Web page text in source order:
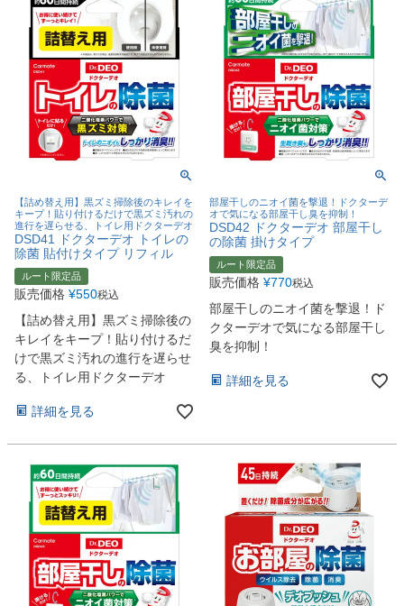
【詰め替え用】黒ズミ掃除後のキレイを
キープ！貼り付けるだけで黒ズミ汚れの
進行を遅らせる、トイレ用ドクターデオ
DSD41 ドクターデオ トイレの
除菌 貼付けタイプ リフィル
ルート限定品
販売価格 ¥550税込
【詰め替え用】黒ズミ掃除後の
キレイをキープ！貼り付けるだ
けで黒ズミ汚れの進行を遅らせ
る、トイレ用ドクターデオ
詳細を見る
部屋干しのニオイ菌を撃退！ドクターデ
オで気になる部屋干し臭を抑制！
DSD42 ドクターデオ 部屋干し
の除菌 掛けタイプ
ルート限定品
販売価格 ¥770税込
部屋干しのニオイ菌を撃退！ド
クターデオで気になる部屋干し
臭を抑制！
詳細を見る